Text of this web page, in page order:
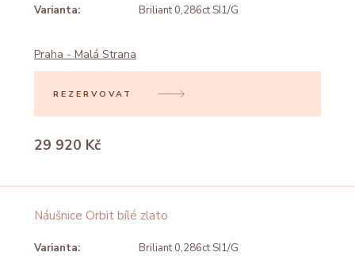
Varianta: Briliant 0,286ct SI1/G
Praha - Malá Strana
REZERVOVAT
29 920 Kč
Náušnice Orbit bílé zlato
Varianta: Briliant 0,286ct SI1/G